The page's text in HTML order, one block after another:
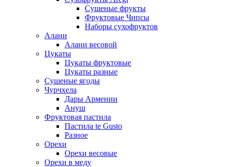
Сушеные фрукты
Фруктовые Чипсы
Наборы сухофруктов
Алани
Алани весовой
Цукаты
Цукаты фруктовые
Цукаты разные
Сушеные ягоды
Чурчхела
Дары Армении
Ануш
Фруктовая пастила
Пастила te Gusto
Разное
Орехи
Орехи весовые
Орехи в меду